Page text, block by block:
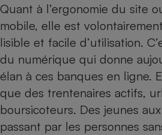
Quant à l’ergonomie du site
mobile, elle est
lisible et facile d’utilisation.
du numérique qui donne
élan à ces banques en ligne.
que des trentenaires actifs,
boursicoteurs. Des jeunes
passant par les personnes